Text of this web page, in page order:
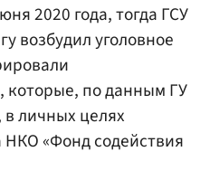
2020 года, тогда ГСУ
возбудил уголовное
которые, по данным ГУ
личных целях
НКО «Фонд содействия